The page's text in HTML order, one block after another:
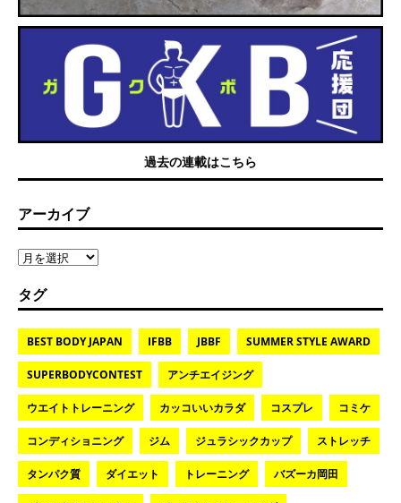
過去の連載はこちら
アーカイブ
タグ
BEST BODY JAPAN IFBB JBBF SUMMER STYLE AWARD
SUPERBODYCONTEST アンチエイジング
ウエイトトレーニング カッコいいカラダ コスプレ コミケ
コンディショニング ジム ジュラシックカップ ストレッチ
タンパク質 ダイエット トレーニング バズーカ岡田